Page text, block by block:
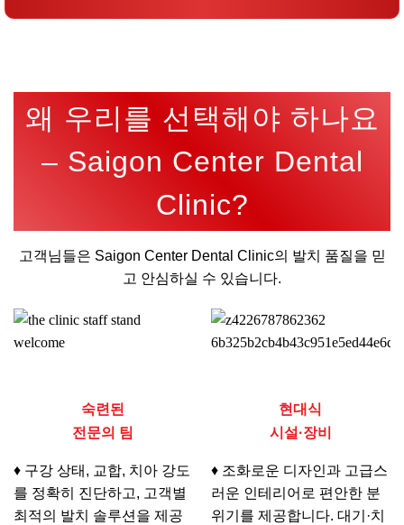
왜 우리를 선택해야 하나요
– Saigon Center Dental
Clinic?
고객님들은 Saigon Center Dental Clinic의 발치 품질을 믿
고 안심하실 수 있습니다.
숙련된
전문의 팀
♦ 구강 상태, 교합, 치아 강도
를 정확히 진단하고, 고객별
최적의 발치 솔루션을 제공
현대식
시설·장비
♦ 조화로운 디자인과 고급스
러운 인테리어로 편안한 분
위기를 제공합니다. 대기·치